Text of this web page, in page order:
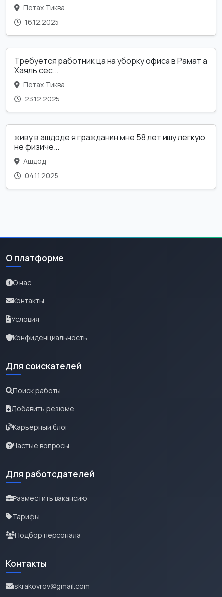
Петах Тиква
16.12.2025
Требуется работник ца на уборку офиса в Рамат а
Хаяль сес...
Петах Тиква
23.12.2025
живу в ашдоде я гражданин мне 58 лет ишу легкую
не физиче...
Ашдод
04.11.2025
О платформе
О нас
Контакты
Условия
Конфиденциальность
Для соискателей
Поиск работы
Добавить резюме
Карьерный блог
Частые вопросы
Для работодателей
Разместить вакансию
Тарифы
Подбор персонала
Контакты
iskrakovrov@gmail.com